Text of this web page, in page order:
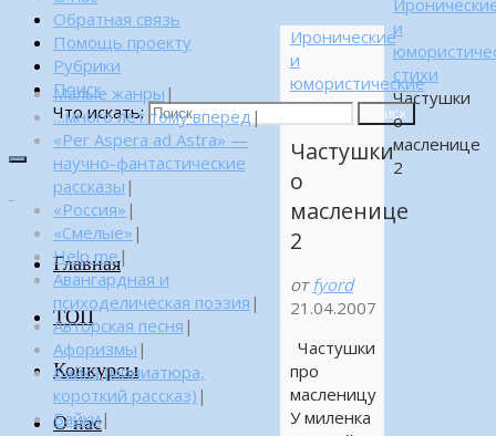
Обратная связь
Помощь проекту
Рубрики
Поиск
Что искать:
Поиск
Главная
ТОП
Конкурсы
О нас
и
стихи
Частушки
о
масленице
2
Иронические
и
юмористические
стихи
Частушки
о
масленице
2
от fyord
21.04.2007
Частушки
про
масленицу
У миленка
Малые жанры |
…много лет тому вперед |
«Per Aspera ad Astra» —
научно-фантастические
рассказы |
«Россия» |
«Смелые» |
Help me|
Авангардная и
психоделическая поэзия |
Авторская песня |
Афоризмы |
Байка (миниатюра,
короткий рассказ) |
Байки|